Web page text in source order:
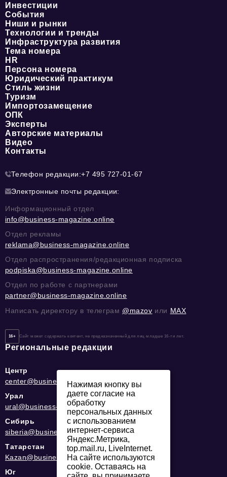
Инвестиции
События
Ниши и рынки
Технологии и тренды
Инфраструктура развития
Тема номера
HR
Персона номера
Юридический практикум
Стиль жизни
Туризм
Импортозамещение
ОПК
Эксперты
Авторские материалы
Видео
Контакты
Телефон редакции:+7 495 727-01-67
Электронные почты редакции:
Информационный отдел
info@business-magazine.online
Отдел рекламы
reklama@business-magazine.online
Отдел распространения/редакционная подписка
podpiska@business-magazine.online
Отдел по работе с партнерами
partner@business-magazine.online
Написать директору в телеграм @mazov или MAX
16+ Сайт может содержать контент, не предназначенный для лиц младше 16-ти лет.
Региональные редакции
Центр
center@business-magazine.online
Урал
ural@business-magazine.online
Сибирь
siberia@business-magazine.online
Татарстан
Kazan@business-magazine.online
Юг
Нажимая кнопку вы
даете согласие на
обработку
персональных данных
с использованием
интернет-сервиса
Яндекс.Метрика,
top.mail.ru, LiveInternet.
На сайте используются
cookie. Оставаясь на